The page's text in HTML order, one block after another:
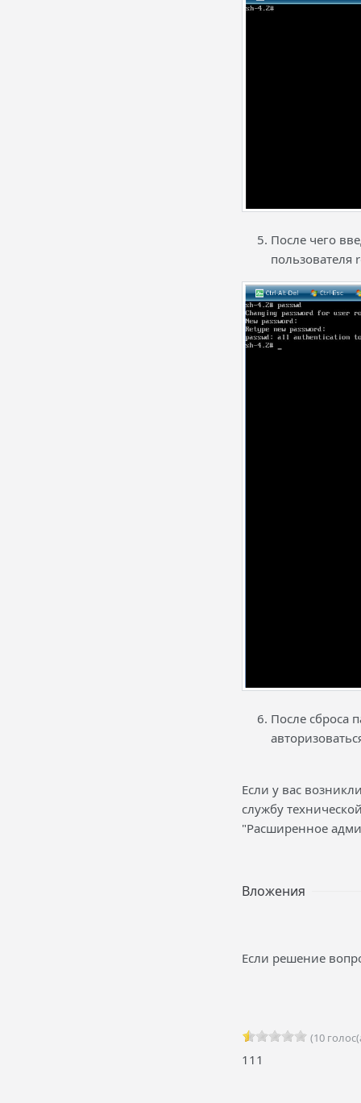
После чего
пользователя
После сброса
Если у вас
службу
"Расширенное
Вложения
Если решение
(10
111